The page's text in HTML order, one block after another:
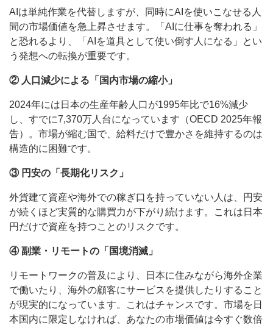
AIは単純作業を代替しますが、同時にAIを使いこなせる人
間の市場価値を急上昇させます。「AIに仕事を奪われる」
と恐れるより、「AIを道具として使い倒す人になる」とい
う発想への転換が重要です。
② 人口減少による「国内市場の縮小」
2024年には日本の生産年齢人口が1995年比で16%減少
し、すでに7,370万人台になっています（OECD 2025年報
告）。市場が縮む国で、給料だけで豊かさを維持するのは
構造的に困難です。
③ 円安の「長期化リスク」
外貨建て資産や海外での稼ぎ口を持っていない人は、円安
が続くほど実質的な購買力が下がり続けます。これは日本
円だけで資産を持つことのリスクです。
④ 副業・リモートの「国境消滅」
リモートワークの普及により、日本に住みながら海外企業
で働いたり、海外の顧客にサービスを提供したりすること
が現実的になっています。これはチャンスです。市場を日
本国内に限定しなければ、あなたの市場価値は今すぐ数倍